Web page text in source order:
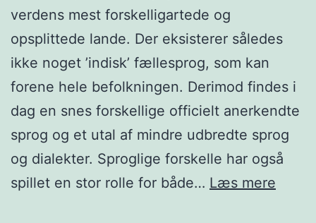
verdens mest forskelligartede og
opsplittede lande. Der eksisterer således
ikke noget ’indisk’ fællesprog, som kan
forene hele befolkningen. Derimod findes i
dag en snes forskellige officielt anerkendte
sprog og et utal af mindre udbredte sprog
og dialekter. Sproglige forskelle har også
spillet en stor rolle for både… Læs mere